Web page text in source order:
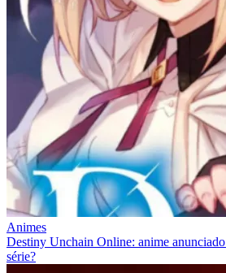
Animes
Destiny Unchain Online: anime
série?